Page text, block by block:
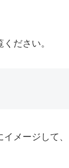
ださい。
メージして、